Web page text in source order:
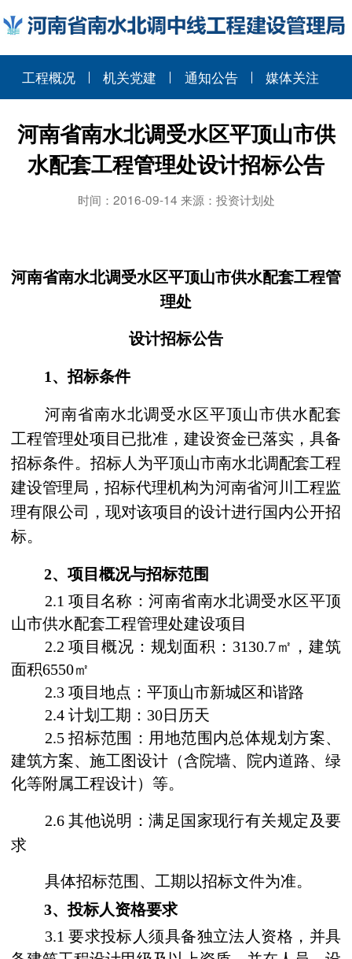
工程概况 机关党建 通知公告 媒体关注
河南省南水北调受水区平顶山市供
水配套工程管理处设计招标公告
时间：2016-09-14 来源：投资计划处
河南省南水北调受水区平顶山市供水配套工程管
理处
设计招标公告
1 、招标条件
河南省南水北调受水区平顶山市供水配套
工程管理处项目 已批准 ，建设资金已落实，具备
招标条件。招标人为平顶山市南水北调配套工程
建设管理局 ，招标代理机构为河南省河川工程监
理有限公司，现对该项目的设计进行国内公开招
标。
2、项目概况与招标范围
2.1项目名称：河南省南水北调受水区平顶
山市供水配套工程管理处建设项目
2.2项目概况：规划面积： 3130.7㎡ ，建筑
面积6550㎡
2.3 项目地点：平顶山市新城区和谐路
2.4 计划工期： 30日历天
2.5招标范围：用地范围内总体规划方案、
建筑方案、施工图设计（含院墙、院内道路、绿
化等附属工程设计）等。
2.6其他说明：满足国家现行有关规定及要
求
具体招标范围、工期以招标文件为准。
3、投标人资格要求
3.1要求投标人须具备独立法人资格，并具